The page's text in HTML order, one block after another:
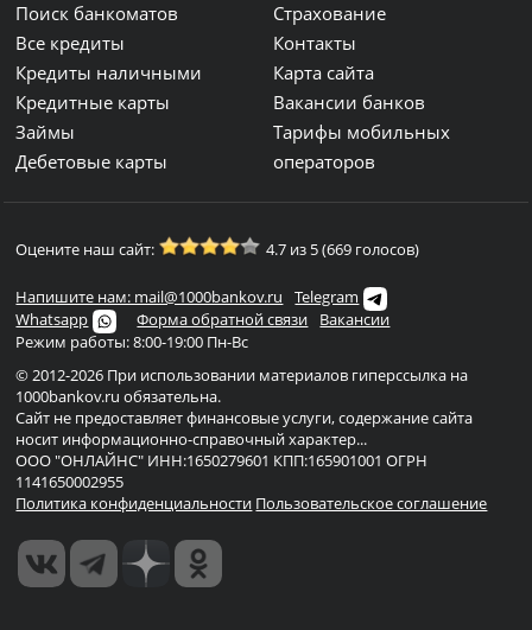
Поиск банкоматов
Все кредиты
Кредиты наличными
Кредитные карты
Займы
Дебетовые карты
Страхование
Контакты
Карта сайта
Вакансии банков
Тарифы мобильных
операторов
Оцените наш сайт: 4.7 из 5 (669 голосов)
Напишите нам: mail@1000bankov.ru
Telegram
Whatsapp
Форма обратной связи
Вакансии
Режим работы: 8:00-19:00 Пн-Вс
© 2012-2026 При использовании материалов гиперссылка на
1000bankov.ru обязательна.
Сайт не предоставляет финансовые услуги, содержание сайта
носит информационно-справочный характер...
ООО "ОНЛАЙНС" ИНН:1650279601 КПП:165901001 ОГРН
1141650002955
Политика конфиденциальности Пользовательское соглашение